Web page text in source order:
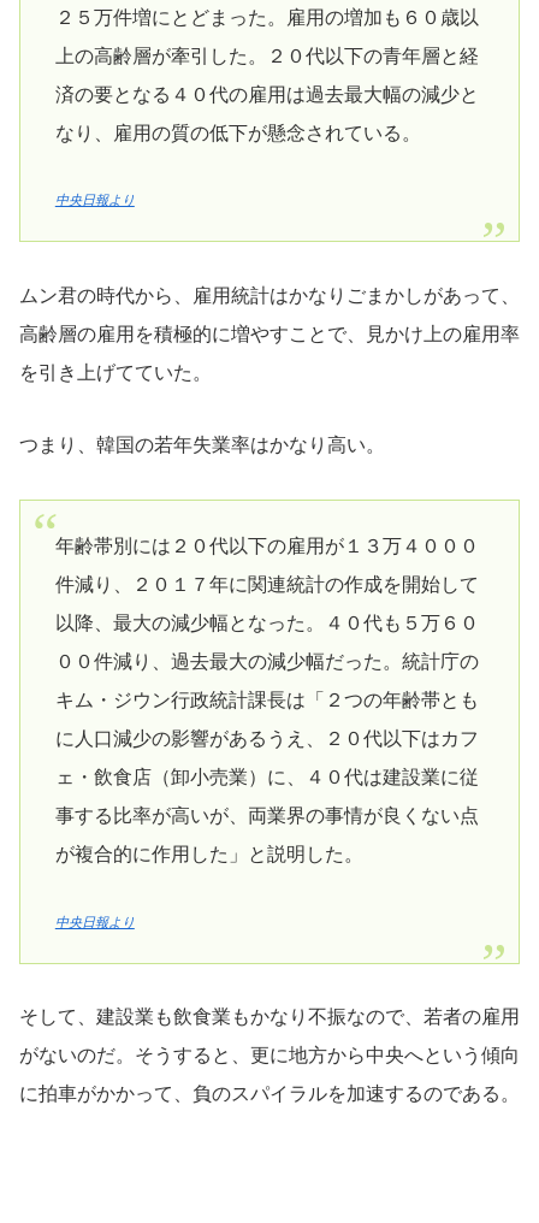
２５万件増にとどまった。雇用の増加も６０歳以
上の高齢層が牽引した。２０代以下の青年層と経
済の要となる４０代の雇用は過去最大幅の減少と
なり、雇用の質の低下が懸念されている。
中央日報より
ムン君の時代から、雇用統計はかなりごまかしがあって、
高齢層の雇用を積極的に増やすことで、見かけ上の雇用率
を引き上げてていた。
つまり、韓国の若年失業率はかなり高い。
年齢帯別には２０代以下の雇用が１３万４０００
件減り、２０１７年に関連統計の作成を開始して
以降、最大の減少幅となった。４０代も５万６０
００件減り、過去最大の減少幅だった。統計庁の
キム・ジウン行政統計課長は「２つの年齢帯とも
に人口減少の影響があるうえ、２０代以下はカフ
ェ・飲食店（卸小売業）に、４０代は建設業に従
事する比率が高いが、両業界の事情が良くない点
が複合的に作用した」と説明した。
中央日報より
そして、建設業も飲食業もかなり不振なので、若者の雇用
がないのだ。そうすると、更に地方から中央へという傾向
に拍車がかかって、負のスパイラルを加速するのである。